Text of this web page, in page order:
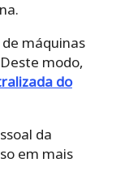
máquinas
modo,
do
da
em mais